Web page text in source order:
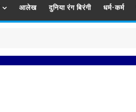
आलेख दुनिया रंग बिरंगी धर्म-कर्म